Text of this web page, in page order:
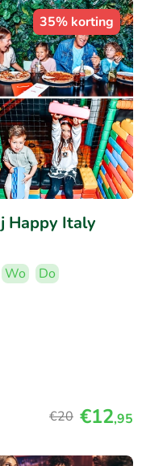
35% korting
Happy Italy
Wo
Do
€20 €12,95